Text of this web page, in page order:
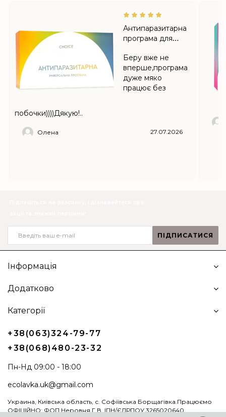
Антипаразитарна
програма для
місяці
Беру вже не
вперше,програма
дуже мяко
працює без
побочки))))Дякую!..
Олена 27.07.2026
ПІДПИСАТИСЯ
Інформація
Додатково
Категорії
+38(063)324-79-77
+38(068)480-23-32
Пн-Нд 09:00 - 18:00
ecolavka.uk@gmail.com
Украина, Київська область, с. Софіївська Борщагівка.Працюємо
ОФІЦІЙНО: ФОП Неровня Г.В. ІПН/ЄДРПОУ 3265020640